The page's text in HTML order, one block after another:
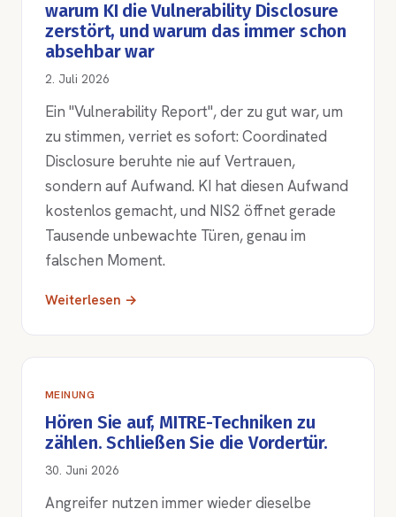
warum KI die Vulnerability Disclosure
zerstört, und warum das immer schon
absehbar war
2. Juli 2026
Ein "Vulnerability Report", der zu gut war, um
zu stimmen, verriet es sofort: Coordinated
Disclosure beruhte nie auf Vertrauen,
sondern auf Aufwand. KI hat diesen Aufwand
kostenlos gemacht, und NIS2 öffnet gerade
Tausende unbewachte Türen, genau im
falschen Moment.
Weiterlesen →
MEINUNG
Hören Sie auf, MITRE-Techniken zu
zählen. Schließen Sie die Vordertür.
30. Juni 2026
Angreifer nutzen immer wieder dieselbe